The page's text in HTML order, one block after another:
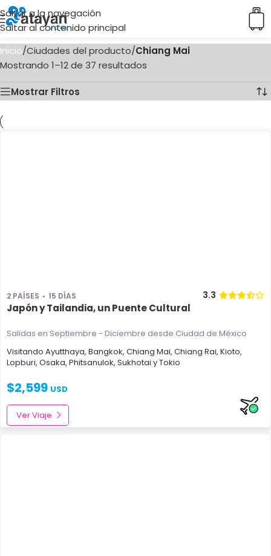
Saltar a la navegación
Saltar al contenido principal
Inicio/Ciudades del producto/Chiang Mai
Mostrando 1–12 de 37 resultados
Mostrar Filtros
2 PAÍSES 15 DÍAS 3.3
Japón y Tailandia, un Puente Cultural
Salidas en Septiembre - Diciembre desde Ciudad de México
Visitando Ayutthaya, Bangkok, Chiang Mai, Chiang Rai, Kioto,
Lopburi, Osaka, Phitsanulok, Sukhotai yTokio
$2,599 USD
Ver Viaje